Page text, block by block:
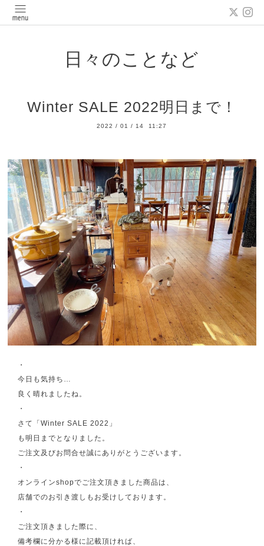
日々のことなど
Winter SALE 2022明日まで！
2022 /01 / 14 11:27
・
今日も気持ち…
良く晴れましたね。
・
さて「Winter SALE 2022」
も明日までとなりました。
ご注文及びお問合せ誠にありがとうございます。
・
オンラインshopでご注文頂きました商品は、
店舗でのお引き渡しもお受けしております。
・
ご注文頂きました際に、
備考欄に分かる様に記載頂ければ、